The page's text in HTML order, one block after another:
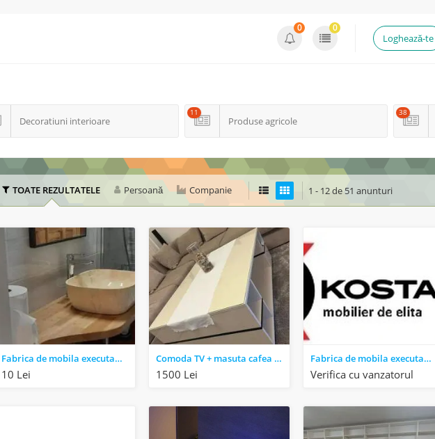
Loghează-te
0 0
Decoratiuni interioare Produse agricole
11 38
TOATE REZULTATELE Persoană Companie 1 - 12 de 51 anunturi
Fabrica de mobila executam mobilier la comanda
10 Lei
Comoda TV + masuta cafea MDF crem
1500 Lei
Fabrica de mobila executam mobilier la comanda
Verifica cu vanzatorul